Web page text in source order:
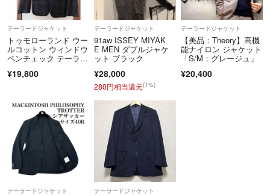
テーラードジャケット
トゥモローランド ウー
ルコットン ウィンドウ
ペンチェック テーラー
¥19,800
テーラードジャケット
91aw ISSEY MIYAK
E MEN ダブルジャケ
ット ブラック
¥28,000
280円相当還元(1%)
テーラードジャケット
【美品：Theory】高機
能ナイロン ジャケット
「S/M：グレージュ」
¥20,400
テーラードジャケット テーラードジャケット